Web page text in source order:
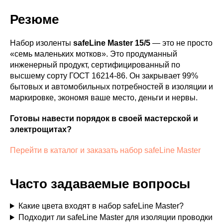
Резюме
Набор изоленты safeLine Master 15/5 — это не просто
«семь маленьких мотков». Это продуманный
инженерный продукт, сертифицированный по
высшему сорту ГОСТ 16214-86. Он закрывает 99%
бытовых и автомобильных потребностей в изоляции и
маркировке, экономя ваше место, деньги и нервы.
Готовы навести порядок в своей мастерской и
электрощитах?
Перейти в каталог и заказать набор safeLine Master
Часто задаваемые вопросы
Какие цвета входят в набор safeLine Master?
Подходит ли safeLine Master для изоляции проводки